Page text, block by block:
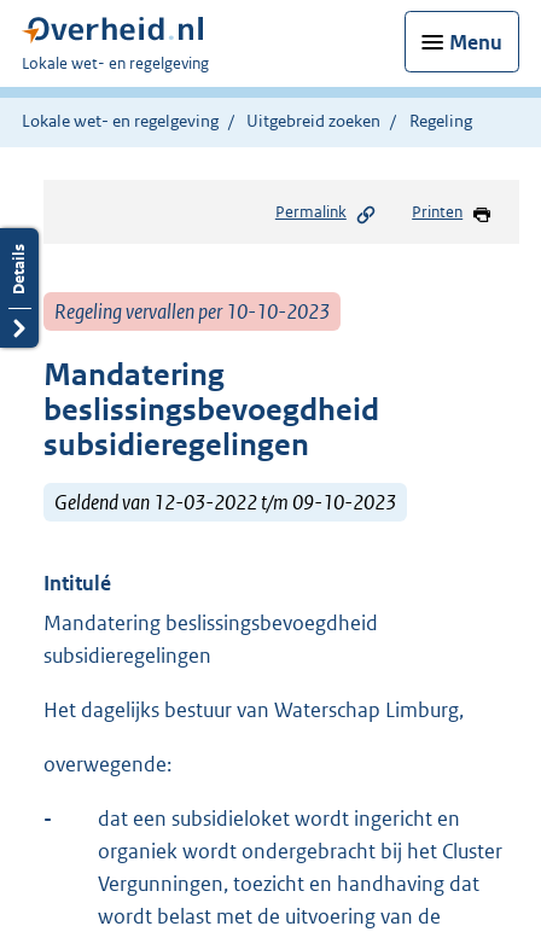
Menu
U
bent
hier:
Lokale wet- en regelgeving
Lokale wet- en regelgeving Uitgebreid zoeken Regeling
Permalink Printen
Regeling vervallen per 10-10-2023
Mandatering
beslissingsbevoegdheid
subsidieregelingen
Geldend van 12-03-2022 t/m 09-10-2023
Intitulé
Mandatering beslissingsbevoegdheid
subsidieregelingen
Het dagelijks bestuur van Waterschap Limburg,
overwegende:
-
dat een subsidieloket wordt ingericht en
organiek wordt ondergebracht bij het Cluster
Vergunningen, toezicht en handhaving dat
wordt belast met de uitvoering van de